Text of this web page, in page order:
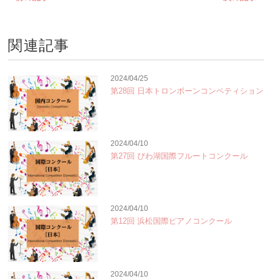
関連記事
2024/04/25
第28回 日本トロンボーンコンペティション
2024/04/10
第27回 びわ湖国際フルートコンクール
2024/04/10
第12回 浜松国際ピアノコンクール
2024/04/10